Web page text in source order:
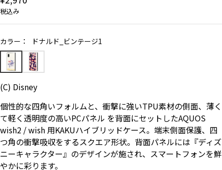
よくある質問
お問い合わせ（一般の皆様）
お問い合わせ（企業様）
プライバシーポリシー
税込み
カラー： ドナルド_ビンテージ1
(C) Disney
個性的な四角いフォルムと、衝撃に強いTPU素材の側面、薄く
て軽く透明度の高いPCパネル を背面にセットしたAQUOS
wish2 / wish 用KAKUハイブリッドケース。端末側面保護、四
つ角の衝撃吸収をするスクエア形状。背面パネルには『ディズ
ニーキャラクター』のデザインが施され、スマートフォンを鮮
やかに彩ります。